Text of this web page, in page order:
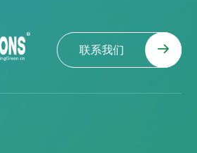
联系我们